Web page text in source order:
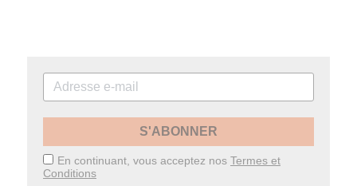
S'ABONNER
En continuant, vous acceptez nos Termes et
Conditions